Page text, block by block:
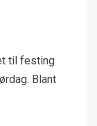
til festing
Blant